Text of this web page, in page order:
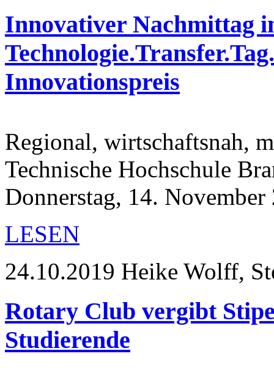
Innovativer Nachmittag
Innovationspreis
Regional, wirtschaftsnah,
Technische Hochschule
Donnerstag, 14.
LESEN
24.10.2019 Heike Wolff,
Rotary Club vergibt
Studierende